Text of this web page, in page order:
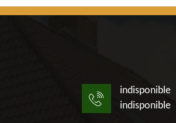
indisponible
indisponible